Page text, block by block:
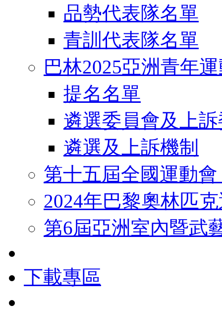
品勢代表隊名單
青訓代表隊名單
巴林2025亞洲青年
提名名單
遴選委員會及上
遴選及上訴機制
第十五屆全國運動
2024年巴黎奧林匹
第6屆亞洲室內暨武
下載專區